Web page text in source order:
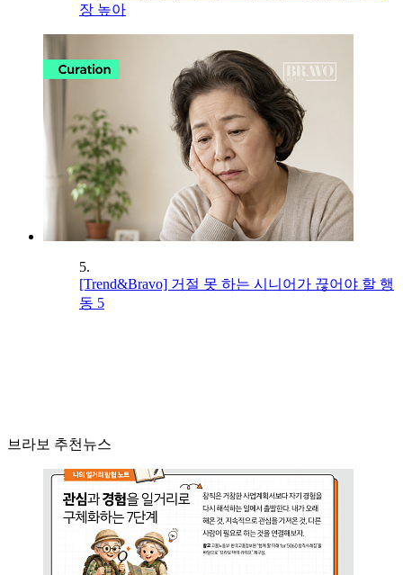
장 높아
5.
[Trend&Bravo] 거절 못 하는 시니어가 끊어야 할 행
동 5
브라보 추천뉴스